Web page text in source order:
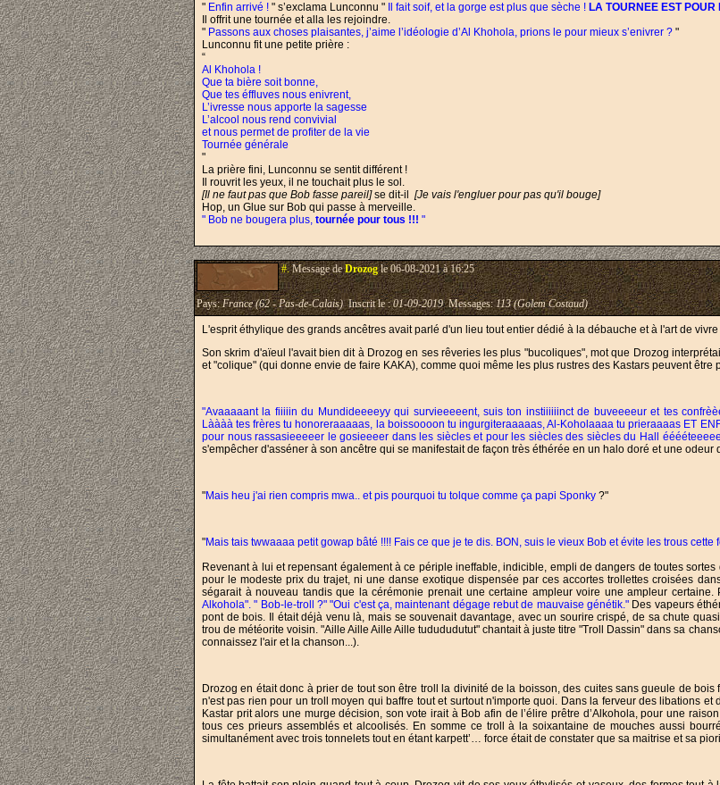
" Enfin arrivé ! " s’exclama Lunconnu " Il fait soif, et la gorge est plus que sèche ! LA TOURNEE EST POUR
Il offrit une tournée et alla les rejoindre.
" Passons aux choses plaisantes, j’aime l’idéologie d’Al Khohola, prions le pour mieux s’enivrer ? "
Lunconnu fit une petite prière :
“
Al Khohola !
Que ta bière soit bonne,
Que tes éffluves nous enivrent,
L’ivresse nous apporte la sagesse
L’alcool nous rend convivial
et nous permet de profiter de la vie
Tournée générale
"
La prière fini, Lunconnu se sentit différent !
Il rouvrit les yeux, il ne touchait plus le sol.
[Il ne faut pas que Bob fasse pareil]se dit-il [Je vais l'engluer pour pas qu'il bouge]
Hop, un Glue sur Bob qui passe à merveille.
" Bob ne bougera plus, tournée pour tous !!! "
#.Message deDrozogle 06-08-2021 à 16:25
Pays:France (62 - Pas-de-Calais)Inscrit le :01-09-2019Messages:113 (Golem Costaud)
L'esprit éthylique des grands ancêtres avait parlé d'un lieu tout entier dédié à la débauche et à l'art de
Son skrim d'aïeul l'avait bien dit à Drozog en ses rêveries les plus "bucoliques", mot que Drozog
et "colique" (qui donne envie de faire KAKA), comme quoi même les plus rustres des Kastars peuvent
"Avaaaaant la fiiiiin du Mundideeeeyy qui survieeeeent, suis ton instiiiiiinct de buveeeeur et tes
Làààà tes frères tu honoreraaaaas, la boissoooon tu ingurgiteraaaaas, Al-Koholaaaa tu prieraaaas ET
pour nous rassasieeeeer le gosieeeer dans les siècles et pour les siècles des siècles du Hall
s'empêcher d'asséner à son ancêtre qui se manifestait de façon très éthérée en un halo doré et une odeur
"Mais heu j'ai rien compris mwa.. et pis pourquoi tu tolque comme ça papi Sponky ?"
"Mais tais twwaaaa petit gowap bâté !!!! Fais ce que je te dis. BON, suis le vieux Bob et évite les trous
Revenant à lui et repensant également à ce périple ineffable, indicible, empli de dangers de toutes
pour le modeste prix du trajet, ni une danse exotique dispensée par ces accortes trollettes croisées
ségarait à nouveau tandis que la cérémonie prenait une certaine ampleur voire une ampleur
Alkohola". " Bob-le-troll ?" "Oui c'est ça, maintenant dégage rebut de mauvaise génétik." Des vapeurs
pont de bois. Il était déjà venu là, mais se souvenait davantage, avec un sourire crispé, de sa chute
trou de météorite voisin. "Aille Aille Aille Aille tudududutut" chantait à juste titre "Troll Dassin" dans sa
connaissez l'air et la chanson...).
Drozog en était donc à prier de tout son être troll la divinité de la boisson, des cuites sans gueule de
n'est pas rien pour un troll moyen qui baffre tout et surtout n'importe quoi. Dans la ferveur des libations
Kastar prit alors une murge décision, son vote irait à Bob afin de l’élire prêtre d’Alkohola, pour une
tous ces prieurs assemblés et alcoolisés. En somme ce troll à la soixantaine de mouches aussi
simultanément avec trois tonnelets tout en étant karpett’… force était de constater que sa maitrise et sa